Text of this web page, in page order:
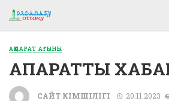
АҚПАРАТ АҒЫНЫ
АҚПАРАТТЫҚ
САЙТ ӘКІМШІЛІГІ 20.11.2023